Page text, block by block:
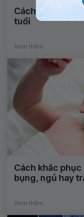
Cách điều trị
tuổi
Xem thêm
Cách khắc
bụng, ngủ hay
Xem thêm